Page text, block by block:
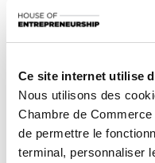
Ce site internet utilise
Nous utilisons des
Chambre de
de permettre le
terminal, personnaliser
sensibiliser,
chaque étape de
Contactez-nous